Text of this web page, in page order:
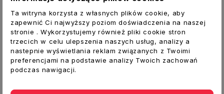
Ta witryna korzysta z własnych plików cookie, aby
zapewnić Ci najwyższy poziom doświadczenia na naszej
stronie . Wykorzystujemy również pliki cookie stron
trzecich w celu ulepszenia naszych usług, analizy a
nastepnie wyświetlania reklam związanych z Twoimi
preferencjami na podstawie analizy Twoich zachowań
podczas nawigacji.